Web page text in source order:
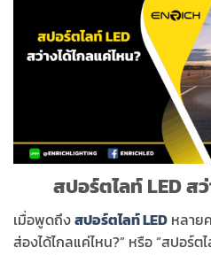
สปอร์ตไลท์ LED ส
เมื่อพูดถึงสปอร์ตไลท์ LED หลาย
ส่องได้ไกลแค่ไหน?” หรือ “สปอร์ต